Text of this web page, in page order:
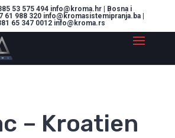
53 575 494 info@kroma.hr | Bosna i
61 988 320 info@kromasistemipranja.ba |
65 347 0012 info@kroma.rs
– Kroatien